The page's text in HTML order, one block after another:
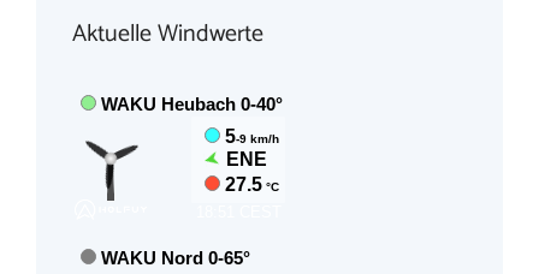
Aktuelle Windwerte